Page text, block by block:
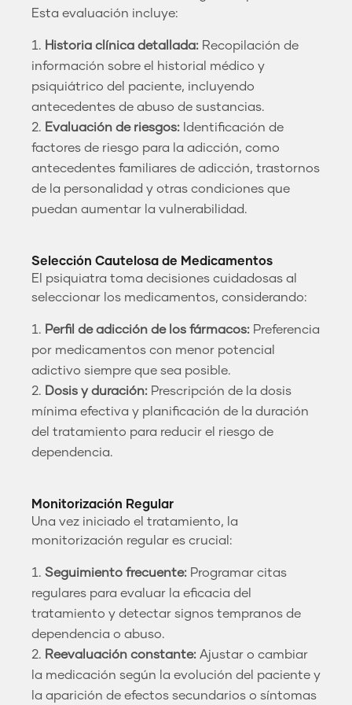
Esta evaluación incluye:
Historia clínica detallada: Recopilación de
información sobre el historial médico y
psiquiátrico del paciente, incluyendo
antecedentes de abuso de sustancias.
Evaluación de riesgos: Identificación de
factores de riesgo para la adicción, como
antecedentes familiares de adicción, trastornos
de la personalidad y otras condiciones que
puedan aumentar la vulnerabilidad.
Selección Cautelosa de Medicamentos
El psiquiatra toma decisiones cuidadosas al
seleccionar los medicamentos, considerando:
Perfil de adicción de los fármacos: Preferencia
por medicamentos con menor potencial
adictivo siempre que sea posible.
Dosis y duración: Prescripción de la dosis
mínima efectiva y planificación de la duración
del tratamiento para reducir el riesgo de
dependencia.
Monitorización Regular
Una vez iniciado el tratamiento, la
monitorización regular es crucial:
Seguimiento frecuente: Programar citas
regulares para evaluar la eficacia del
tratamiento y detectar signos tempranos de
dependencia o abuso.
Reevaluación constante: Ajustar o cambiar
la medicación según la evolución del paciente y
la aparición de efectos secundarios o síntomas